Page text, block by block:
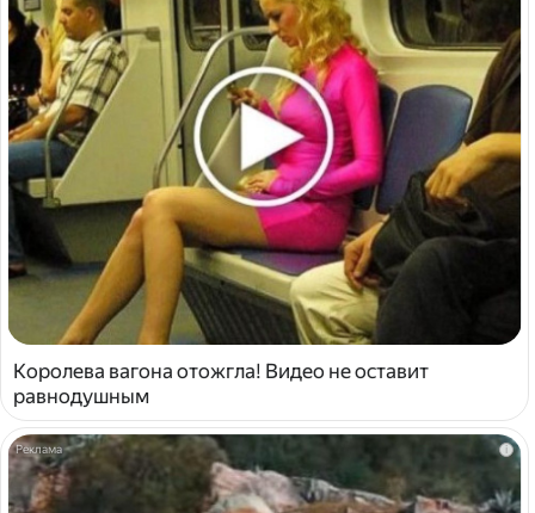
Королева вагона отожгла! Видео не оставит
равнодушным
i